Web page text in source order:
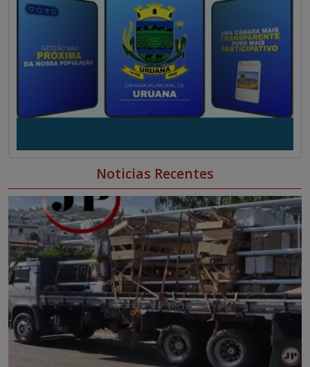
Noticias Recentes